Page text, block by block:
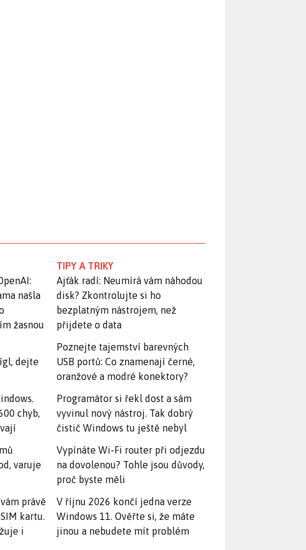
našla
žasnou
dejte
chyb,
varuje
právě
kartu.
i
TIPY A TRIKY
Ajťák radí: Neumírá vám náhodou
disk? Zkontrolujte si ho
bezplatným nástrojem, než
přijdete o data
Poznejte tajemství barevných
USB portů: Co znamenají černé,
oranžové a modré konektory?
Programátor si řekl dost a sám
vyvinul nový nástroj. Tak dobrý
čistič Windows tu ještě nebyl
Vypínáte Wi-Fi router při odjezdu
na dovolenou? Tohle jsou důvody,
proč byste měli
V říjnu 2026 končí jedna verze
Windows 11. Ověřte si, že máte
jinou a nebudete mít problém